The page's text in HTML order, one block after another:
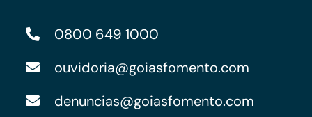
0800 649 1000
ouvidoria@goiasfomento.com
denuncias@goiasfomento.com